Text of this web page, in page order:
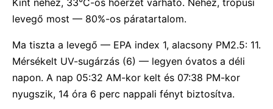
Kint nehéz, 33°C-os hőérzet várható. Nehéz, trópusi
levegő most — 80%-os páratartalom.
Ma tiszta a levegő — EPA index 1, alacsony PM2.5: 11.
Mérsékelt UV-sugárzás (6) — legyen óvatos a déli
napon. A nap 05:32 AM-kor kelt és 07:38 PM-kor
nyugszik, 14 óra 6 perc nappali fényt biztosítva.